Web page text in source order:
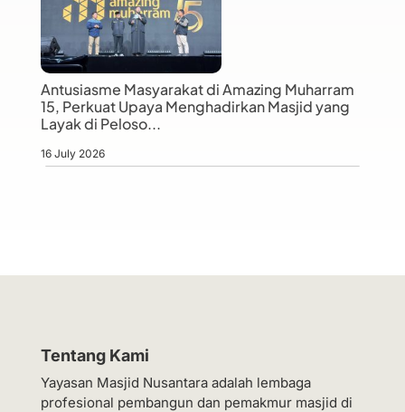
Antusiasme Masyarakat di Amazing Muharram
15, Perkuat Upaya Menghadirkan Masjid yang
Layak di Peloso...
16 July 2026
Tentang Kami
Yayasan Masjid Nusantara adalah lembaga
profesional pembangun dan pemakmur masjid di